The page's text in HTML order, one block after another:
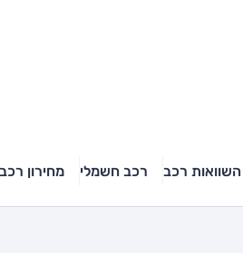
השוואות רכב רכב חשמלי מחירון רכב